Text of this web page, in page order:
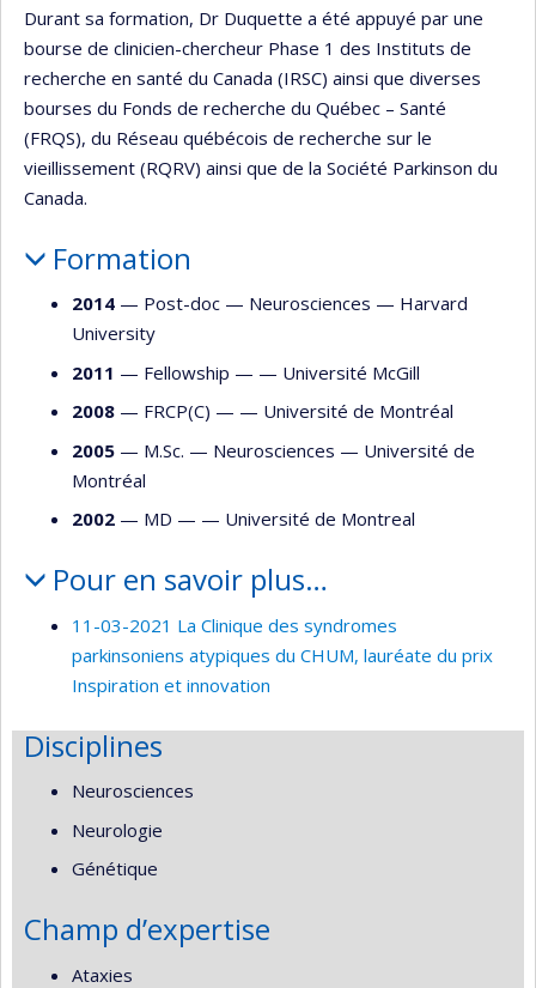
Durant sa formation, Dr Duquette a été appuyé par une
bourse de clinicien-chercheur Phase 1 des Instituts de
recherche en santé du Canada (IRSC) ainsi que diverses
bourses du Fonds de recherche du Québec – Santé
(FRQS), du Réseau québécois de recherche sur le
vieillissement (RQRV) ainsi que de la Société Parkinson du
Canada.
Formation
2014 — Post-doc — Neurosciences — Harvard
University
2011 — Fellowship — — Université McGill
2008 — FRCP(C) — — Université de Montréal
2005 — M.Sc. — Neurosciences — Université de
Montréal
2002 — MD — — Université de Montreal
Pour en savoir plus…
11-03-2021 La Clinique des syndromes
parkinsoniens atypiques du CHUM, lauréate du prix
Inspiration et innovation
Disciplines
Neurosciences
Neurologie
Génétique
Champ d’expertise
Ataxies